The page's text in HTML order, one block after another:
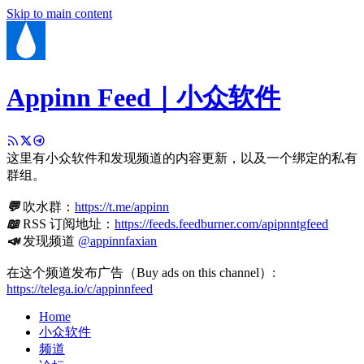
Skip to main content
Appinn Feed｜小众软件
这里有小众软件和发现频道的内容更新，以及一个绑定的私有
群组。
💬吹水群： https://t.me/appinn
📖RSS 订阅地址： https://feeds.feedburner.com/apipnntgfeed
📣发现频道 @appinnfaxian
在这个频道发布广告（Buy ads on this channel）:
https://telega.io/c/appinnfeed
Home
小众软件
频道